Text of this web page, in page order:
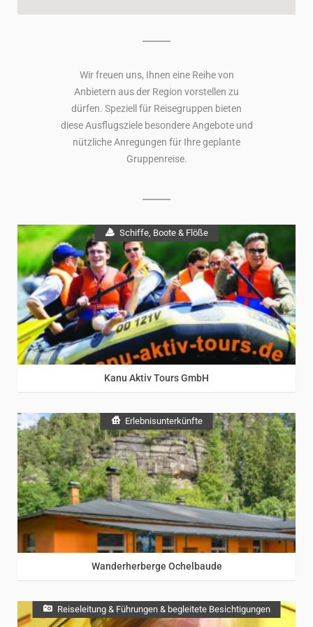
Wir freuen uns, Ihnen eine Reihe von
Anbietern aus der Region vorstellen zu
dürfen. Speziell für Reisegruppen bieten
diese Ausflugsziele besondere Angebote und
nützliche Anregungen für Ihre geplante
Gruppenreise.
Schiffe, Boote & Flöße
Sächsische Schweiz
Kanu Aktiv Tours GmbH
Erlebnisunterkünfte
Erzgebirge /Sächsische Schweiz
Wanderherberge Ochelbaude
Reiseleitung & Führungen & begleitete Besichtigungen